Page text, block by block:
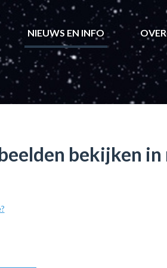
NIEUWS EN INFO
bekijken